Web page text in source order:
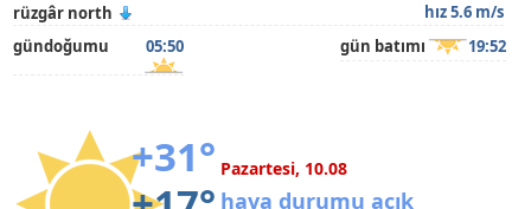
rüzgâr north
hız 5.6 m/s
gündoğumu
05:50 gün batımı 19:52
+31° Pazartesi, 10.08
hava durumu açık